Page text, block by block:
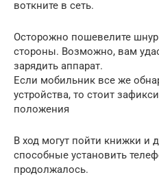
воткните в сеть.
Осторожно пошевелите
стороны. Возможно, вам
зарядить аппарат.
Если мобильник все же
устройства, то стоит
положения
В ход могут пойти книжки и
способные установить
продолжалось.